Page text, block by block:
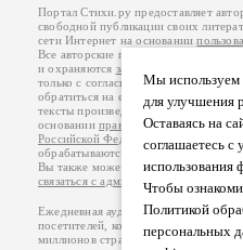
Мы
для улучшения
Оставаясь на
соглашаетесь с
использования
Чтобы
Политикой
персональных
Портал Стихи.ру предоставляет
свободной публикации своих
сети Интернет на основании
Все авторские права на
и охраняются законом
. Перепечатка
только с согласия его автора, к
обратиться на его авторской
тексты произведений авторы несут
основанииправил публикациии
Российской Федерации
обрабатываются на основании
Вы также можете посмотреть более
связаться с администрацией
Ежедневная аудитория портала
посетителей, которые в общей
миллионов страниц по данным